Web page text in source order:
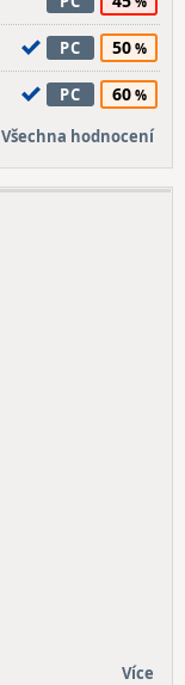
PC 50
PC 60
Všechna hodnocení
Více